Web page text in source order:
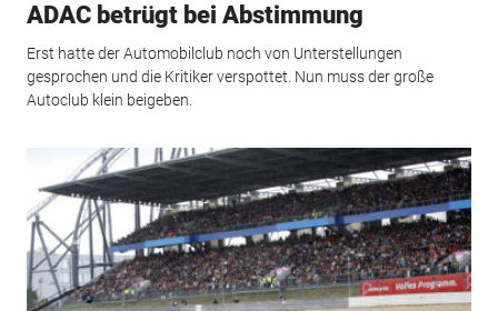
ADAC betrügt bei Abstimmung
Erst hatte der Automobilclub noch von Unterstellungen
gesprochen und die Kritiker verspottet. Nun muss der große
Autoclub klein beigeben.